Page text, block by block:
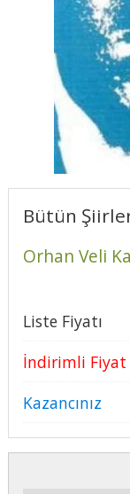
Bütün
Orhan Veli
Liste Fiyatı
İndirimli Fiyat
Kazancınız